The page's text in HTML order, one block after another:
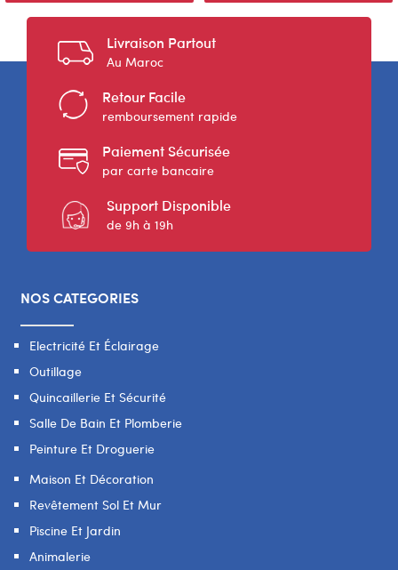
Livraison Partout
Au Maroc
Retour Facile
remboursement rapide
Paiement Sécurisée
par carte bancaire
Support Disponible
de 9h à 19h
NOS CATEGORIES
Electricité Et Éclairage
Outillage
Quincaillerie Et Sécurité
Salle De Bain Et Plomberie
Peinture Et Droguerie
Maison Et Décoration
Revêtement Sol Et Mur
Piscine Et Jardin
Animalerie